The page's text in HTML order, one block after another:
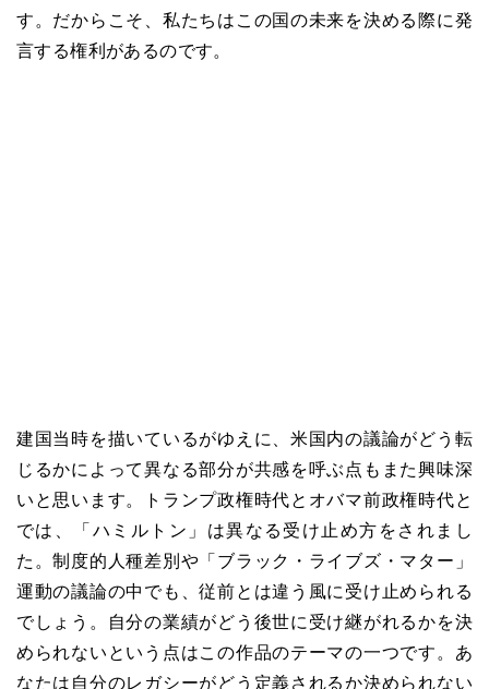
す。だからこそ、私たちはこの国の未来を決める際に発
言する権利があるのです。
建国当時を描いているがゆえに、米国内の議論がどう転
じるかによって異なる部分が共感を呼ぶ点もまた興味深
いと思います。トランプ政権時代とオバマ前政権時代と
では、「ハミルトン」は異なる受け止め方をされまし
た。制度的人種差別や「ブラック・ライブズ・マター」
運動の議論の中でも、従前とは違う風に受け止められる
でしょう。自分の業績がどう後世に受け継がれるかを決
められないという点はこの作品のテーマの一つです。あ
なたは自分のレガシーがどう定義されるか決められない